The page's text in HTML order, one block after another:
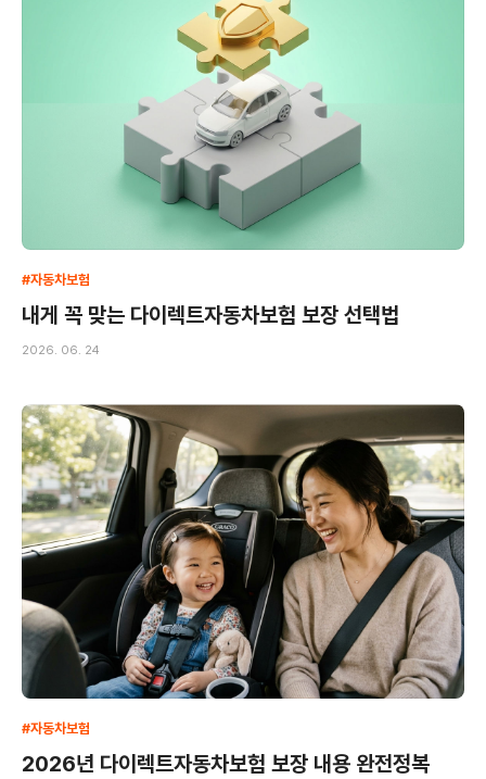
#자동차보험
내게 꼭 맞는 다이렉트자동차보험 보장 선택법
2026. 06. 24
#자동차보험
2026년 다이렉트자동차보험 보장 내용 완전정복